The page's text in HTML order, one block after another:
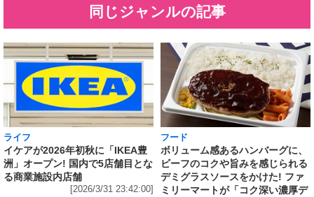
同じジャンルの記事
ライフ
イケアが2026年初秋に「IKEA豊
洲」オープン! 国内で5店舗目とな
る商業施設内店舗
[2026/3/31 23:42:00]
フード
ボリューム感あるハンバーグに、
ビーフのコクや旨みを感じられる
デミグラスソースをかけた! ファ
ミリーマートが「コク深い濃厚デ